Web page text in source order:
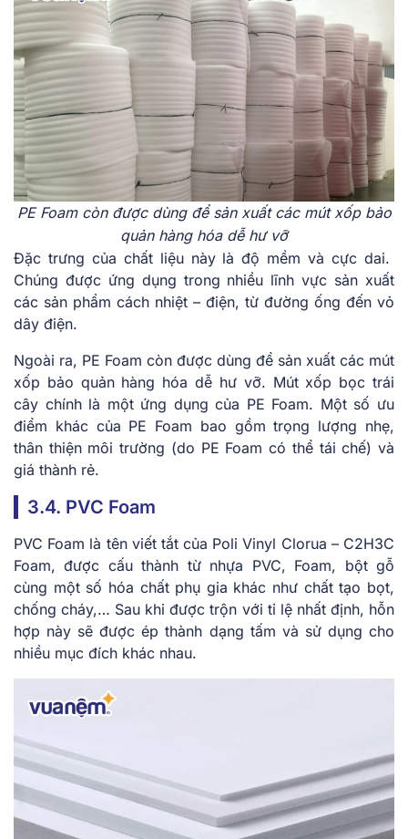
PE Foam còn được dùng để sản xuất các mút xốp bảo
quản hàng hóa dễ hư vỡ
Đặc trưng của chất liệu này là độ mềm và cực dai.
Chúng được ứng dụng trong nhiều lĩnh vực sản xuất
các sản phẩm cách nhiệt – điện, từ đường ống đến vỏ
dây điện.
Ngoài ra, PE Foam còn được dùng để sản xuất các mút
xốp bảo quản hàng hóa dễ hư vỡ. Mút xốp bọc trái
cây chính là một ứng dụng của PE Foam. Một số ưu
điểm khác của PE Foam bao gồm trọng lượng nhẹ,
thân thiện môi trường (do PE Foam có thể tái chế) và
giá thành rẻ.
3.4. PVC Foam
PVC Foam là tên viết tắt của Poli Vinyl Clorua – C2H3C
Foam, được cấu thành từ nhựa PVC, Foam, bột gỗ
cùng một số hóa chất phụ gia khác như chất tạo bọt,
chống cháy,… Sau khi được trộn với tỉ lệ nhất định, hỗn
hợp này sẽ được ép thành dạng tấm và sử dụng cho
nhiều mục đích khác nhau.